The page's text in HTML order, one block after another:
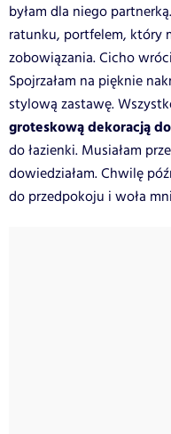
byłam dla niego
ratunku, portfelem, który
zobowiązania. Cicho
Spojrzałam na pięknie
stylową zastawę.
groteskową dekoracją
do łazienki. Musiałam
dowiedziałam. Chwilę
do przedpokoju i woła